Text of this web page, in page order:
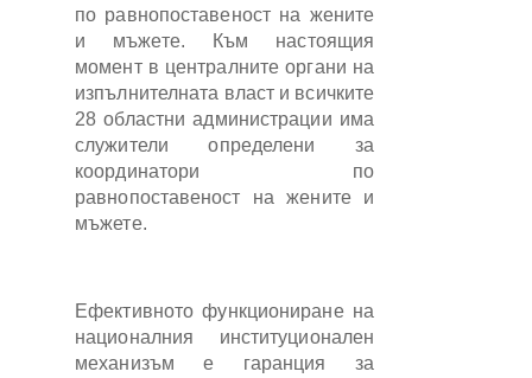
по равнопоставеност на жените
и мъжете. Към настоящия
момент в централните органи на
изпълнителната власт и всичките
28 областни администрации има
служители определени за
координатори по
равнопоставеност на жените и
мъжете.
Ефективното функциониране на
националния институционален
механизъм е гаранция за